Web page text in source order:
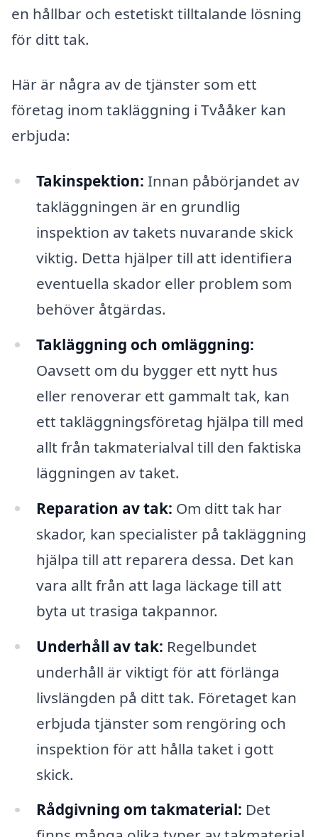
en hållbar och estetiskt tilltalande lösning
för ditt tak.
Här är några av de tjänster som ett
företag inom takläggning i Tvååker kan
erbjuda:
Takinspektion: Innan påbörjandet av
takläggningen är en grundlig
inspektion av takets nuvarande skick
viktig. Detta hjälper till att identifiera
eventuella skador eller problem som
behöver åtgärdas.
Takläggning och omläggning:
Oavsett om du bygger ett nytt hus
eller renoverar ett gammalt tak, kan
ett takläggningsföretag hjälpa till med
allt från takmaterialval till den faktiska
läggningen av taket.
Reparation av tak: Om ditt tak har
skador, kan specialister på takläggning
hjälpa till att reparera dessa. Det kan
vara allt från att laga läckage till att
byta ut trasiga takpannor.
Underhåll av tak: Regelbundet
underhåll är viktigt för att förlänga
livslängden på ditt tak. Företaget kan
erbjuda tjänster som rengöring och
inspektion för att hålla taket i gott
skick.
Rådgivning om takmaterial: Det